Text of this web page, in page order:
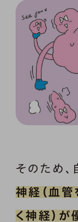
そのため、
神経（血
く神経）が